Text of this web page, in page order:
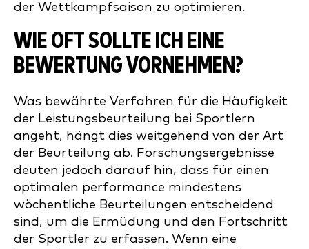
der Wettkampfsaison zu optimieren.
WIE OFT SOLLTE ICH EINE
BEWERTUNG VORNEHMEN?
Was bewährte Verfahren für die Häufigkeit
der Leistungsbeurteilung bei Sportlern
angeht, hängt dies weitgehend von der Art
der Beurteilung ab. Forschungsergebnisse
deuten jedoch darauf hin, dass für einen
optimalen performance mindestens
wöchentliche Beurteilungen entscheidend
sind, um die Ermüdung und den Fortschritt
der Sportler zu erfassen. Wenn eine